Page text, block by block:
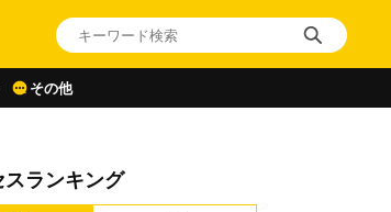
その他
スランキング